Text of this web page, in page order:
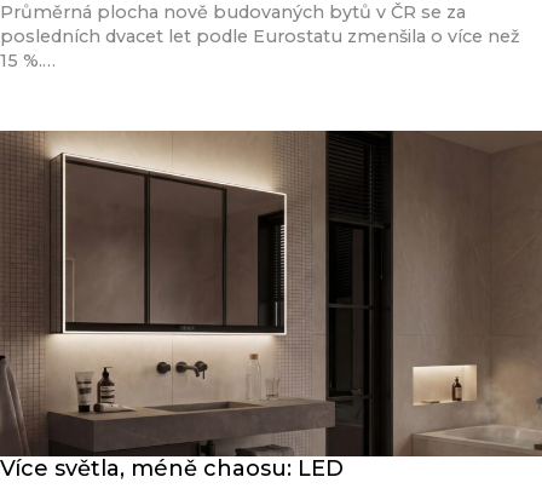
Průměrná plocha nově budovaných bytů v ČR se za
posledních dvacet let podle Eurostatu zmenšila o více než
15 %.…
Více světla, méně chaosu: LED